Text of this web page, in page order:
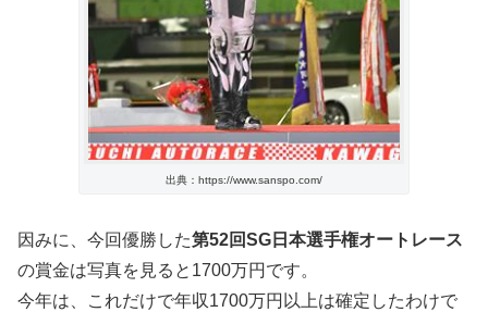
出典：https://www.sanspo.com/
因みに、今回優勝した第52回SG日本選手権オートレース
の賞金は写真を見ると1700万円です。
今年は、これだけで年収1700万円以上は確定したわけで